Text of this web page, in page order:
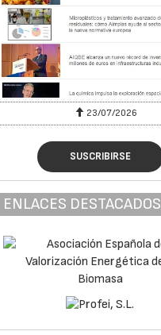
23/07/2026
SUSCRIBIRSE
ENLACES DESTACADOS